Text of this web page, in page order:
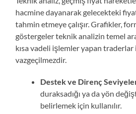
hacmine dayanarak gelecekteki
tahmin etmeye çalışır. Grafikler,
göstergeler teknik analizin temel
kısa vadeli işlemler yapan
vazgeçilmezdir.
Destek ve Direnç
duraksadığı ya da yön
belirlemek için kullanılır.